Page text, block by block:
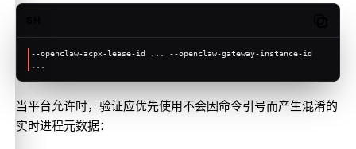
--openclaw-acpx-lease-id ... --openclaw-gateway-instance-id
当平台允许时，验证应优先使用不会因命令引号而产生混淆的
实时进程元数据：